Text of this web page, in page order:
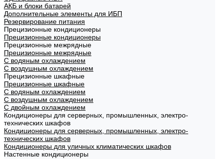
АКБ и блоки батарей
Дополнительные элементы для ИБП
Резервирование питания
Прецизионные кондиционеры
Прецизионные кондиционеры
Прецизионные межрядные
Прецизионные межрядные
С водяным охлаждением
С воздушным охлаждением
Прецизионные шкафные
Прецизионные шкафные
С водяным охлаждением
С воздушным охлаждением
С двойным охлаждением
Кондиционеры для серверных, промышленных, электро-
технических шкафов
Кондиционеры для серверных, промышленных, электро-
технических шкафов
Кондиционеры для уличных климатических шкафов
Настенные кондиционеры